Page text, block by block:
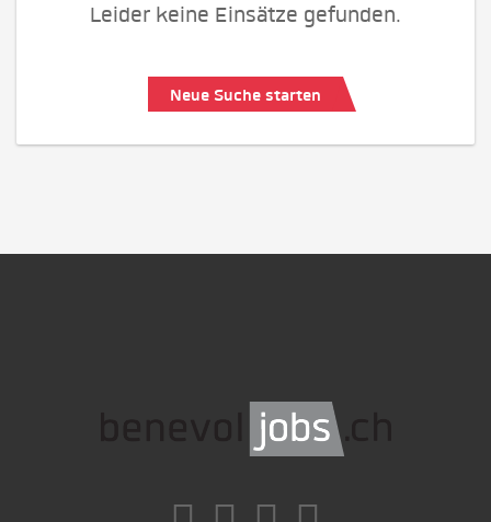
Leider keine Einsätze gefunden.
Neue Suche starten